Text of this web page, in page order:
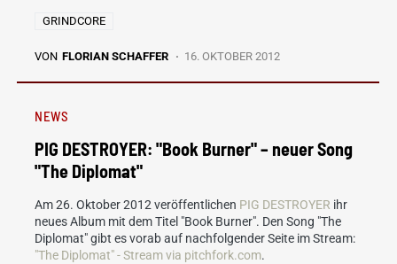
GRINDCORE
VON FLORIAN SCHAFFER 16. OKTOBER 2012
NEWS
PIG DESTROYER: "Book Burner" – neuer Song
"The Diplomat"
Am 26. Oktober 2012 veröffentlichen PIG DESTROYER ihr
neues Album mit dem Titel "Book Burner". Den Song "The
Diplomat" gibt es vorab auf nachfolgender Seite im Stream:
"The Diplomat" - Stream via pitchfork.com.